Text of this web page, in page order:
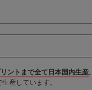
ントまで全て日本国内生産。
産しています。